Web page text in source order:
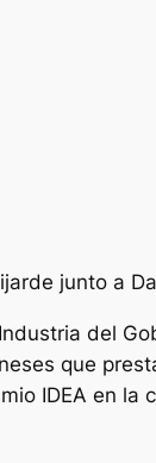
junto a
del
que
IDEA en la